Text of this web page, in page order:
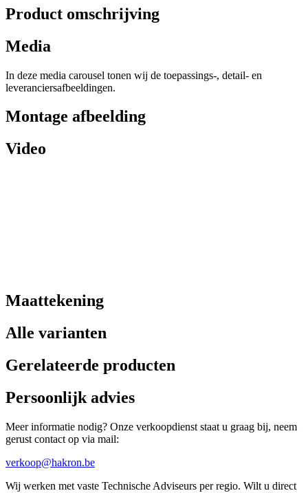
Product omschrijving
Media
In deze media carousel tonen wij de toepassings-, detail- en
leveranciersafbeeldingen.
Montage afbeelding
Video
Maattekening
Alle varianten
Gerelateerde producten
Persoonlijk advies
Meer informatie nodig? Onze verkoopdienst staat u graag bij, neem
gerust contact op via mail:
verkoop@hakron.be
Wij werken met vaste Technische Adviseurs per regio. Wilt u direct